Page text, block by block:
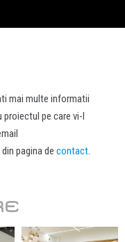
mai multe informatii
pe care vi-l
pagina de contact.